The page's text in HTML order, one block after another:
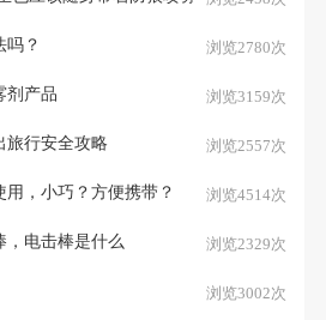
吗？ 浏览2780次
剂产品 浏览3159次
旅行安全攻略 浏览2557次
，小巧？方便携带？ 浏览4514次
，电击棒是什么 浏览2329次
浏览3002次